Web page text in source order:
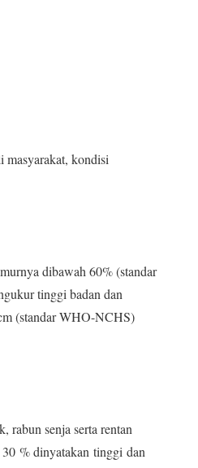
masyarakat, kondisi
dibawah 60% (standar
tinggi badan dan
(standar WHO-NCHS)
rabun senja serta rentan
% dinyatakan tinggi dan